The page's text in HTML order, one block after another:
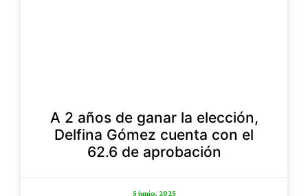
A 2 años de ganar la elección,
Delfina Gómez cuenta con el
62.6 de aprobación
5 junio, 2025